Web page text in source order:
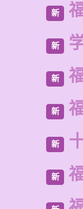
新
新
新
新
新
新